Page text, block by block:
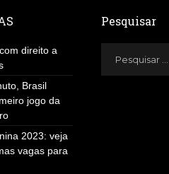
direito a
Brasil
jogo da
2023: veja
vagas para
Pesquisar